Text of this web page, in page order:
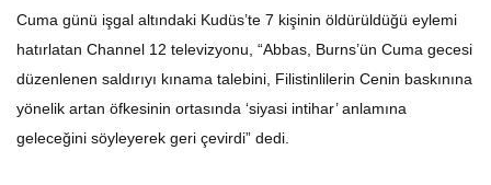
Cuma günü işgal altındaki Kudüs’te 7 kişinin öldürüldüğü eylemi
hatırlatan Channel 12 televizyonu, “Abbas, Burns’ün Cuma gecesi
düzenlenen saldırıyı kınama talebini, Filistinlilerin Cenin baskınına
yönelik artan öfkesinin ortasında ‘siyasi intihar’ anlamına
geleceğini söyleyerek geri çevirdi” dedi.